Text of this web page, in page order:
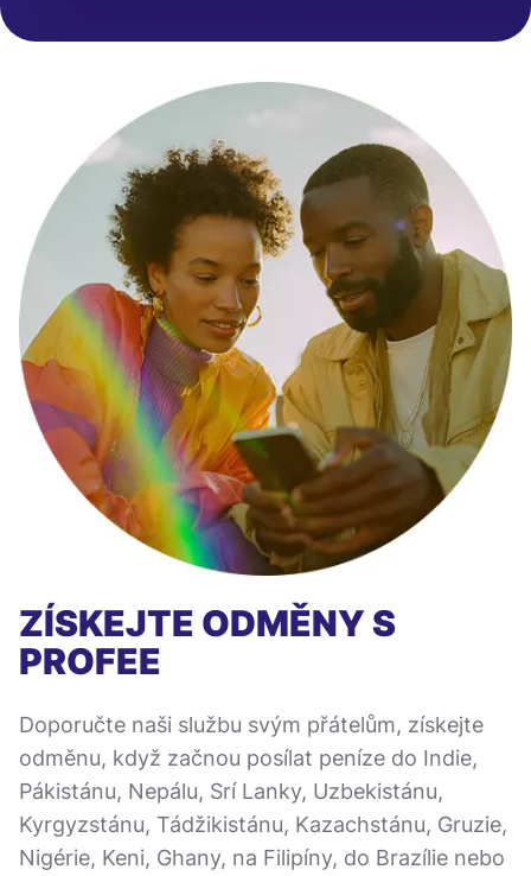
ZÍSKEJTE ODMĚNY S
PROFEE
Doporučte naši službu svým přátelům, získejte
odměnu, když začnou posílat peníze do Indie,
Pákistánu, Nepálu, Srí Lanky, Uzbekistánu,
Kyrgyzstánu, Tádžikistánu, Kazachstánu, Gruzie,
Nigérie, Keni, Ghany, na Filipíny, do Brazílie nebo